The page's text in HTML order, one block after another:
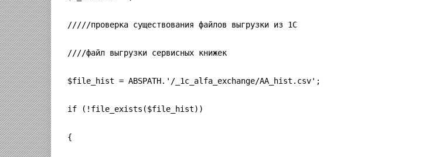
/////проверка существования файлов выгрузки из 1С
////файл выгрузки сервисных книжек
$file_hist = ABSPATH.'/_1c_alfa_exchange/AA_hist.csv';
if (!file_exists($file_hist))
{